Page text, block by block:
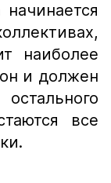
наиболее
и должен
все